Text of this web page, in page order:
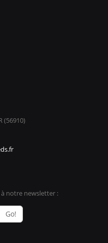
(56910)
notre newsletter :
Go!